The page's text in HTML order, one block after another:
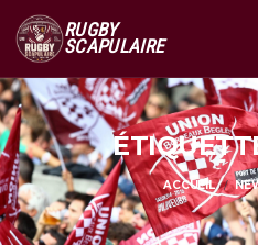
RUGBY
SCAPULAIRE
ACCUEIL